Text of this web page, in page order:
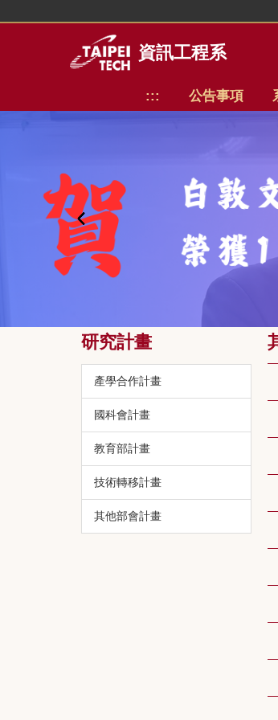
區
資訊工程系
::: 公告事項
研究計畫
產學合作計畫
國科會計畫
教育部計畫
技術轉移計畫
其他部會計畫